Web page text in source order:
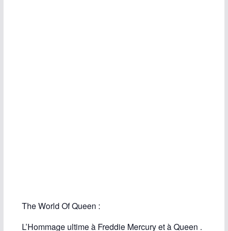
The World Of Queen :
L’Hommage ultime à Freddie Mercury et à Queen .